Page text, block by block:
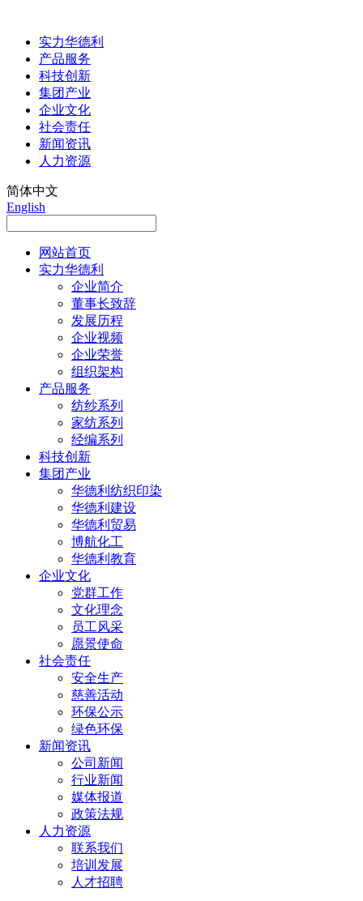
实力华德利
产品服务
科技创新
集团产业
企业文化
社会责任
新闻资讯
人力资源
简体中文
English
网站首页
实力华德利
企业简介
董事长致辞
发展历程
企业视频
企业荣誉
组织架构
产品服务
纺纱系列
家纺系列
经编系列
科技创新
集团产业
华德利纺织印染
华德利建设
华德利贸易
博航化工
华德利教育
企业文化
党群工作
文化理念
员工风采
愿景使命
社会责任
安全生产
慈善活动
环保公示
绿色环保
新闻资讯
公司新闻
行业新闻
媒体报道
政策法规
人力资源
联系我们
培训发展
人才招聘